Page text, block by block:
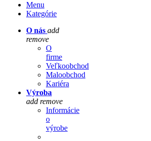
Menu
Kategórie
O nás add
remove
O
firme
Veľkoobchod
Maloobchod
Kariéra
Výroba
add remove
Informácie
o
výrobe